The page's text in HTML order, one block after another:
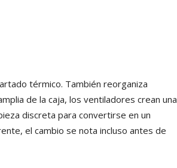
térmico. También reorganiza
de la caja, los ventiladores crean una
discreta para convertirse en un
el cambio se nota incluso antes de